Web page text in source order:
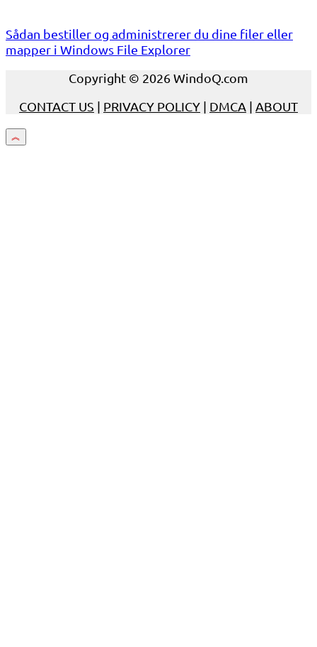
Sådan bestiller og administrerer du dine filer eller
mapper i Windows File Explorer
Copyright © 2026 WindoQ.com
CONTACT US | PRIVACY POLICY | DMCA | ABOUT